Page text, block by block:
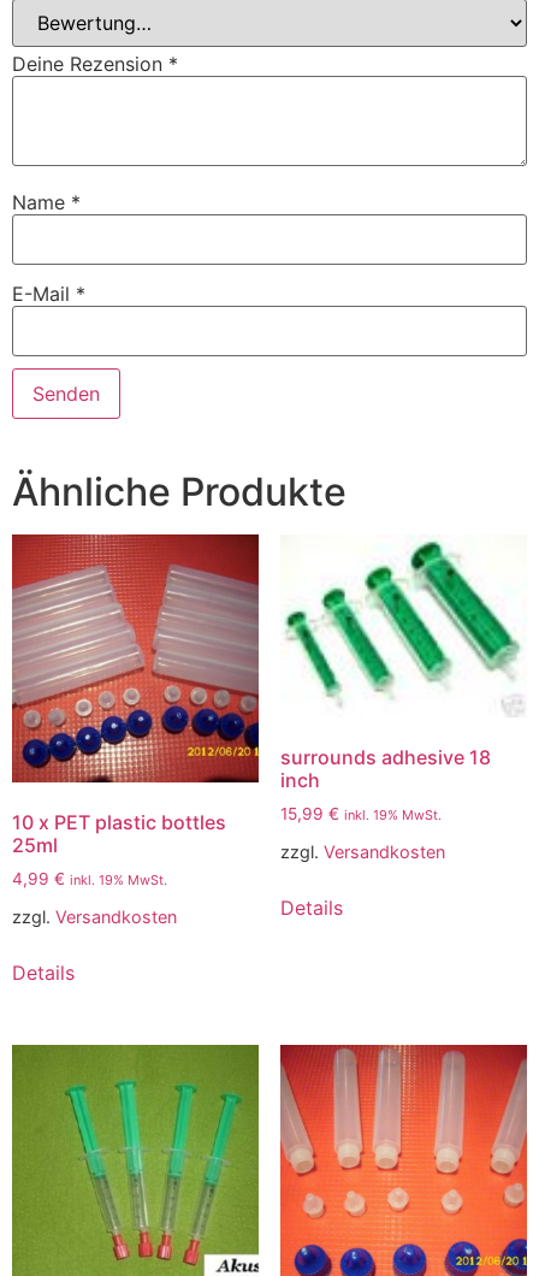
Deine Rezension *
Name *
E-Mail *
Ähnliche Produkte
10 x PET plastic bottles
25ml
4,99 € inkl. 19% MwSt.
zzgl. Versandkosten
Details
surrounds adhesive 18
inch
15,99 € inkl. 19% MwSt.
zzgl. Versandkosten
Details